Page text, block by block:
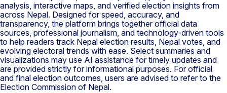
analysis, interactive maps, and verified election insights from
across Nepal. Designed for speed, accuracy, and
transparency, the platform brings together official data
sources, professional journalism, and technology-driven tools
to help readers track Nepal election results, Nepal votes, and
evolving electoral trends with ease. Select summaries and
visualizations may use AI assistance for timely updates and
are provided strictly for informational purposes. For official
and final election outcomes, users are advised to refer to the
Election Commission of Nepal.